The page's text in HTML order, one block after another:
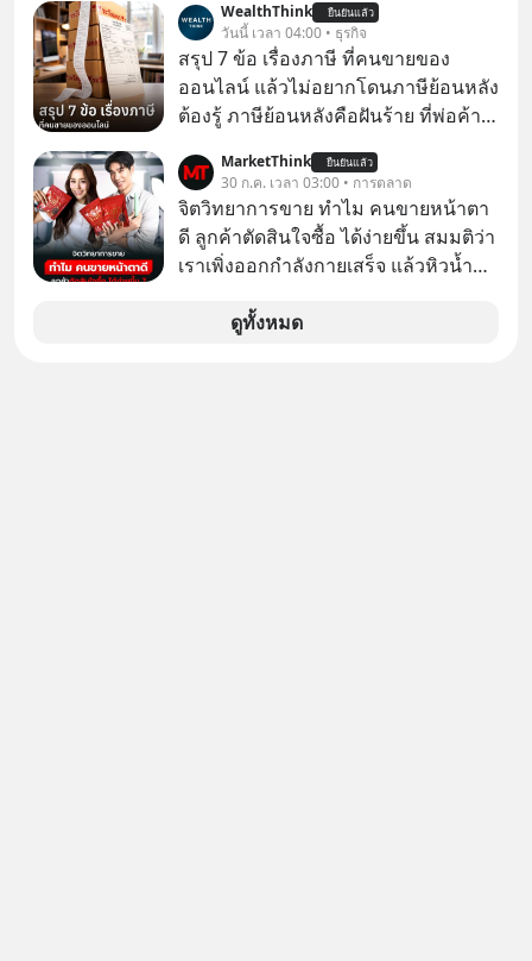
1 เดือนที่ผ่านมา แต่ความจริงคือทั่วโลก
ยังเดินหน้าลงทุน AI อย่างต่อเนื่อง ซึ่ง
ต้องการโครงสร้างพื้นฐานด้าน AI
จำนวนมาก ตั้งแต่เมโมรีชิป เก็บข้อมูล
ยันระบบไฟฟ้า และระบายความร้อน
WealthThink ยืนยันแล้ว
วันนี้ เวลา 04:00 • ธุรกิจ
สรุป 7 ข้อ เรื่องภาษี ที่คนขายของ
ออนไลน์ แล้วไม่อยากโดนภาษีย้อนหลัง
ต้องรู้ ภาษีย้อนหลังคือฝันร้าย ที่พ่อค้า
MarketThink ยืนยันแล้ว
30 ก.ค. เวลา 03:00 • การตลาด
จิตวิทยาการขาย ทำไม คนขายหน้าตา
ดี ลูกค้าตัดสินใจซื้อ ได้ง่ายขึ้น สมมติว่า
เราเพิ่งออกกำลังกายเสร็จ แล้วหิวน้ำ
ขายของเหมือนกันทุกอย่าง
ดูทั้งหมด